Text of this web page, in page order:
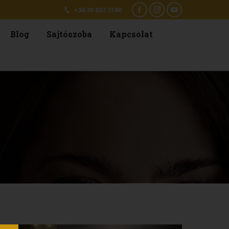
+36 30 832 3180
FacebookInstagram
YouTube
Blog Sajtószoba Kapcsolat